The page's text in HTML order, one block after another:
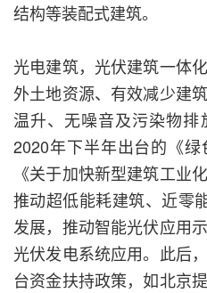
结构等装配式建筑。
光电建筑，光伏建筑一体
外土地资源、有效减少建
温升、无噪音及污染物排
2020年下半年出台的《
《关于加快新型建筑工业
推动超低能耗建筑、近零
发展，推动智能光伏应用
光伏发电系统应用。此后
台资金扶持政策，如北京